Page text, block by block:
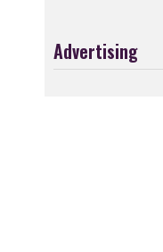
Advertising